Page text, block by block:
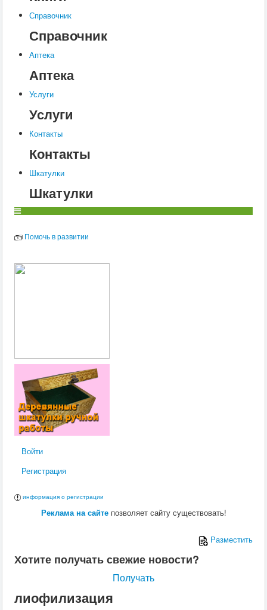
Шкатулки
Справочник
Справочник
Аптека
Аптека
Услуги
Услуги
Контакты
Контакты
Шкатулки
Шкатулки
Помочь в развитии
Войти
Регистрация
информация о регистрации
Реклама на сайтепозволяет сайту существовать!
Разместить
Хотите получать свежие новости?
Получать
лиофилизация